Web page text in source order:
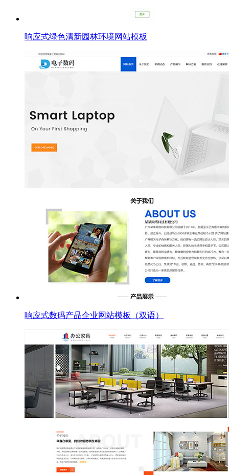
响应式绿色清新园林环境网站模板
响应式数码产品企业网站模板（双语）